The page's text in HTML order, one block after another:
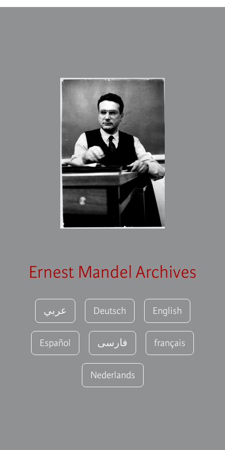
Ernest Mandel Archives
عربي Deutsch English
Español فارسى français
Nederlands